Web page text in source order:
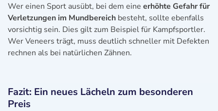
Wer einen Sport ausübt, bei dem eine erhöhte Gefahr für
Verletzungen im Mundbereich besteht, sollte ebenfalls
vorsichtig sein. Dies gilt zum Beispiel für Kampfsportler.
Wer Veneers trägt, muss deutlich schneller mit Defekten
rechnen als bei natürlichen Zähnen.
Fazit: Ein neues Lächeln zum besonderen
Preis